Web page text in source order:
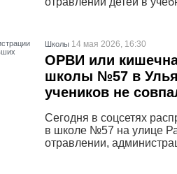
Школы 14 мая 2026, 16:30
ОРВИ или
школы №57 в
учеников не
Сегодня в соцсетях
в школе №57 на улице
отравлении,